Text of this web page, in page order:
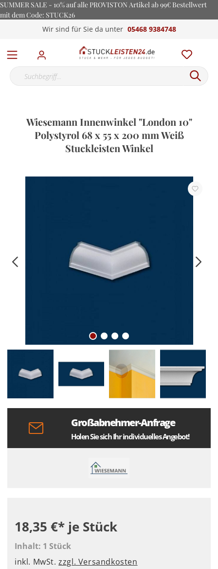
SUMMER SALE - 10% auf alle PROVISTON Artikel ab 99€ Bestellwert
mit dem Code: STUCK26
Wir sind für Sie da unter 05468 9384748
Wiesemann Innenwinkel "London 10"
Polystyrol 68 x 55 x 200 mm Weiß
Stuckleisten Winkel
Großabnehmer-Anfrage
Holen Sie sich Ihr individuelles Angebot!
18,35 €* je Stück
Inhalt: 1 Stück
inkl. MwSt.zzgl. Versandkosten